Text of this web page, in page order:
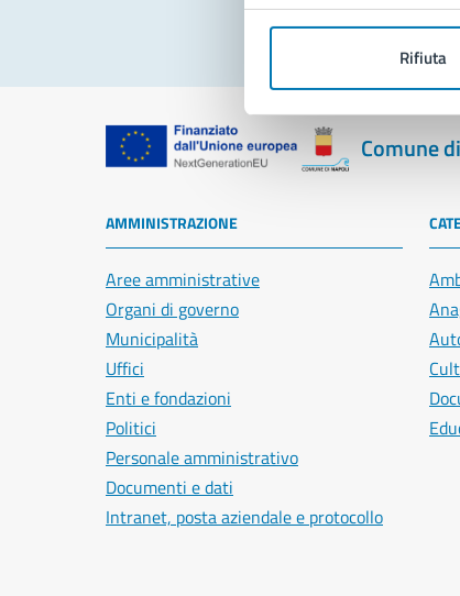
Rifiuta
Comune
AMMINISTRAZIONE
Aree amministrative
Organi di governo
Municipalità
Uffici
Enti e fondazioni
Politici
Personale amministrativo
Documenti e dati
Intranet, posta aziendale e protocollo